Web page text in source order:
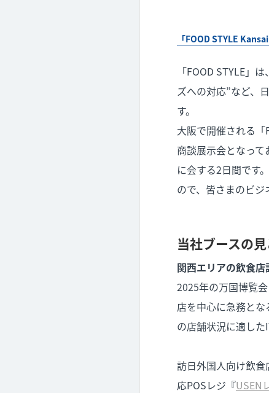
「FOOD STYLE
「FOOD STYLE」
ズへの対応”など、
す。
大阪で開催される
商談展示会となっ
に会する2日間です
ので、皆さまのビジ
当社ブースの
関西エリアの飲食
2025年の万国博覧
店を中心に急務と
の店舗状況に適した
訪日外国人向け飲
応POSレジ『USEN